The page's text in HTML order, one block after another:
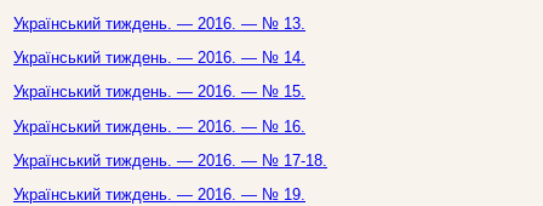
Український тиждень. — 2016. — № 13.
Український тиждень. — 2016. — № 14.
Український тиждень. — 2016. — № 15.
Український тиждень. — 2016. — № 16.
Український тиждень. — 2016. — № 17-18.
Український тиждень. — 2016. — № 19.